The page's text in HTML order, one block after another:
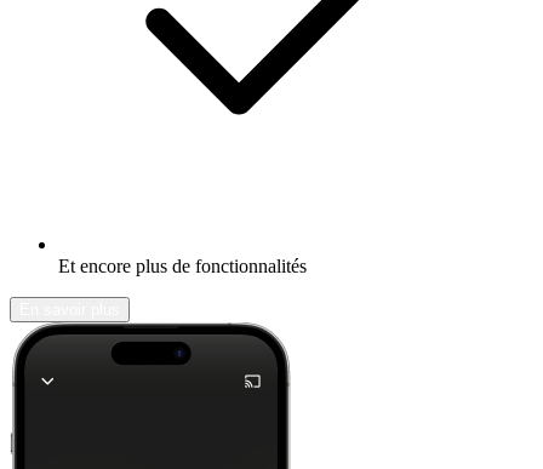
Et encore plus de fonctionnalités